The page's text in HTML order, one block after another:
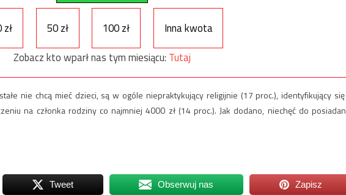
zł 50 zł 100 zł
Inna kwota
Zobacz kto wparł nas tym miesiącu: Tutaj
nie chcą mieć dzieci, są w ogóle niepraktykujący religijnie (17 proc.), identyfikujący
na członka rodziny co najmniej 4000 zł (14 proc.). Jak dodano, niechęć do
Tweet Obserwuj nas Zapisz